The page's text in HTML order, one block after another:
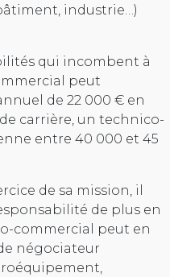
industrie…)
qui incombent à
peut
de 22 000 € en
carrière, un technico-
entre 40 000 et 45
de sa mission, il
de plus en
commercial peut en
négociateur